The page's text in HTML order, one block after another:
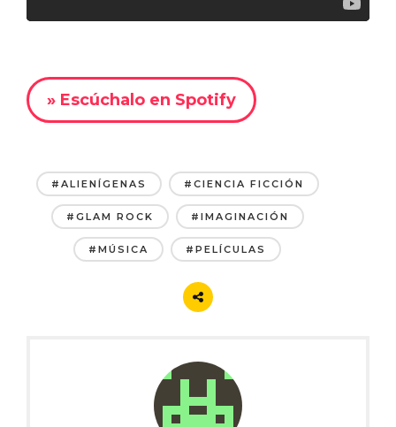
» Escúchalo en Spotify
#ALIENÍGENAS #CIENCIA FICCIÓN
#GLAM ROCK #IMAGINACIÓN
#MÚSICA #PELÍCULAS